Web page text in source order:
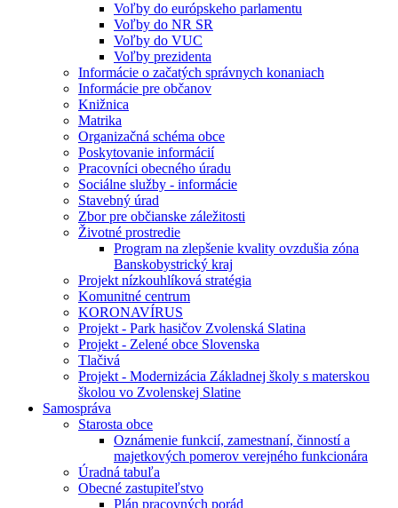
Voľby do európskeho parlamentu
Voľby do NR SR
Voľby do VUC
Voľby prezidenta
Informácie o začatých správnych konaniach
Informácie pre občanov
Knižnica
Matrika
Organizačná schéma obce
Poskytovanie informácií
Pracovníci obecného úradu
Sociálne služby - informácie
Stavebný úrad
Zbor pre občianske záležitosti
Životné prostredie
Program na zlepšenie kvality ovzdušia zóna
Banskobystrický kraj
Projekt nízkouhlíková stratégia
Komunitné centrum
KORONAVÍRUS
Projekt - Park hasičov Zvolenská Slatina
Projekt - Zelené obce Slovenska
Tlačivá
Projekt - Modernizácia Základnej školy s materskou
školou vo Zvolenskej Slatine
Samospráva
Starosta obce
Oznámenie funkcií, zamestnaní, činností a
majetkových pomerov verejného funkcionára
Úradná tabuľa
Obecné zastupiteľstvo
Plán pracovných porád